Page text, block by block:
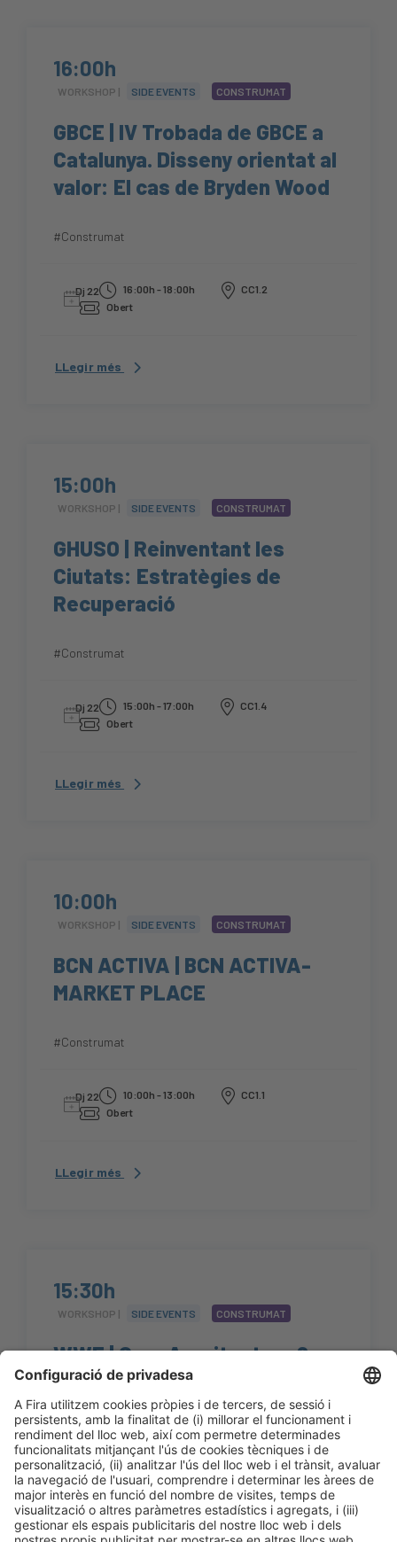
16:00h
WORKSHOP | SIDE EVENTS CONSTRUMAT
GBCE | IV Trobada de GBCE a
Catalunya. Disseny orientat al
valor: El cas de Bryden Wood
#Construmat
Dj 22 16:00h - 18:00h
CC1.2
Obert
LLegir més
15:00h
WORKSHOP | SIDE EVENTS CONSTRUMAT
GHUSO | Reinventant les
Ciutats: Estratègies de
Recuperació
#Construmat
Dj 22 15:00h - 17:00h
CC1.4
Obert
LLegir més
10:00h
WORKSHOP | SIDE EVENTS CONSTRUMAT
BCN ACTIVA | BCN ACTIVA-
MARKET PLACE
#Construmat
Dj 22 10:00h - 13:00h
CC1.1
Obert
LLegir més
15:30h
WORKSHOP | SIDE EVENTS CONSTRUMAT
WWF | Curs Arquitectura &
Artesania
#Construmat
Dj 22 15:30h - 18:00h
CC1.3
Obert